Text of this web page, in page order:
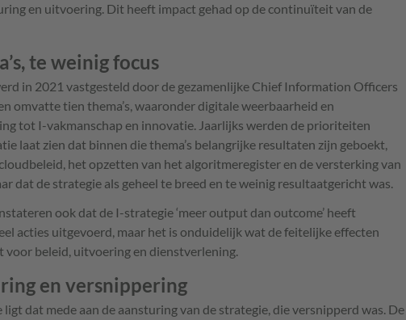
en uitvoering. Dit heeft impact gehad op de continuïteit van de
te weinig focus
in 2021 vastgesteld door de gezamenlijke Chief Information Officers
omvatte tien thema’s, waaronder digitale weerbaarheid en
tot I-vakmanschap en innovatie. Jaarlijks werden de prioriteiten
laat zien dat binnen die thema’s belangrijke resultaten zijn geboekt,
het opzetten van het algoritmeregister en de versterking van
dat de strategie als geheel te breed en te weinig resultaatgericht was.
ook dat de I-strategie ‘meer output dan outcome’ heeft
acties uitgevoerd, maar het is onduidelijk wat de feitelijke effecten
voor beleid, uitvoering en dienstverlening.
en versnippering
ligt dat mede aan de aansturing van de strategie, die versnipperd was. De